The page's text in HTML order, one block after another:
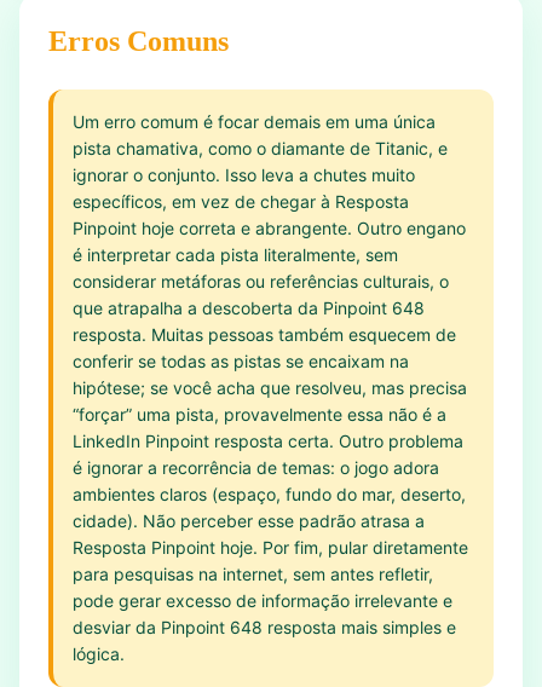
Erros Comuns
Um erro comum é focar demais em uma única
pista chamativa, como o diamante de Titanic, e
ignorar o conjunto. Isso leva a chutes muito
específicos, em vez de chegar à Resposta
Pinpoint hoje correta e abrangente. Outro engano
é interpretar cada pista literalmente, sem
considerar metáforas ou referências culturais, o
que atrapalha a descoberta da Pinpoint 648
resposta. Muitas pessoas também esquecem de
conferir se todas as pistas se encaixam na
hipótese; se você acha que resolveu, mas precisa
“forçar” uma pista, provavelmente essa não é a
LinkedIn Pinpoint resposta certa. Outro problema
é ignorar a recorrência de temas: o jogo adora
ambientes claros (espaço, fundo do mar, deserto,
cidade). Não perceber esse padrão atrasa a
Resposta Pinpoint hoje. Por fim, pular diretamente
para pesquisas na internet, sem antes refletir,
pode gerar excesso de informação irrelevante e
desviar da Pinpoint 648 resposta mais simples e
lógica.